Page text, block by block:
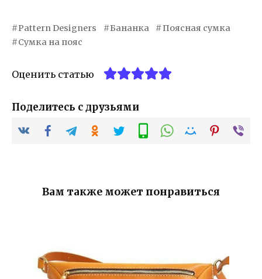
Pattern Designers Бананка
Поясная сумка
Сумка на пояс
Оценить статью
Поделитесь с друзьями
Вам также может понравиться